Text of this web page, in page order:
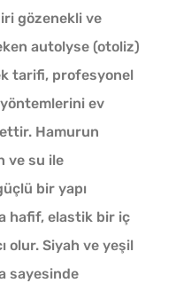
iri gözenekli ve
autolyse (otoliz)
tarifi, profesyonel
ev
Hamurun
ve su ile
bir yapı
hafif, elastik bir iç
olur. Siyah ve yeşil
sayesinde